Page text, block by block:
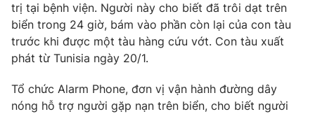
Photo Infographic
Video
VTV Money VTV Thể thao
trị tại bệnh viện. Người này cho biết đã trôi dạt trên
biển trong 24 giờ, bám vào phần còn lại của con tàu
trước khi được một tàu hàng cứu vớt. Con tàu xuất
phát từ Tunisia ngày 20/1.
Tổ chức Alarm Phone, đơn vị vận hành đường dây
nóng hỗ trợ người gặp nạn trên biển, cho biết người